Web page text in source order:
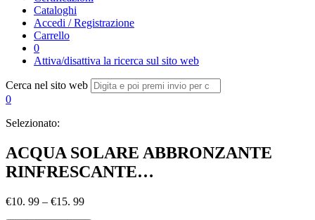
Cataloghi
Accedi / Registrazione
Carrello
0
Attiva/disattiva la ricerca sul sito web
Cerca nel sito web
0
Selezionato:
ACQUA SOLARE ABBRONZANTE
RINFRESCANTE…
€10. 99 – €15. 99